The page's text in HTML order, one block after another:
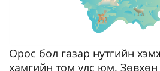
Орос бол газар нутгийн
хамгийн том улс юм.